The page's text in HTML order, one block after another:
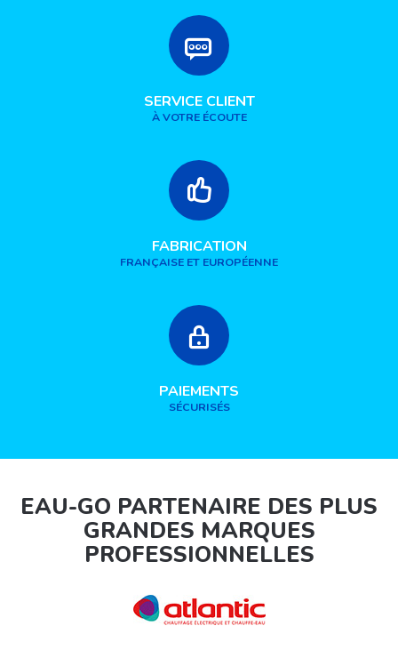
SERVICE CLIENT
À VOTRE ÉCOUTE
FABRICATION
FRANÇAISE ET EUROPÉENNE
PAIEMENTS
SÉCURISÉS
EAU-GO PARTENAIRE DES PLUS
GRANDES MARQUES
PROFESSIONNELLES